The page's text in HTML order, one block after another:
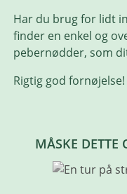
Har du brug for lidt
finder en enkel og
pebernødder, som
Rigtig god fornøjelse!
MÅSKE DETTE